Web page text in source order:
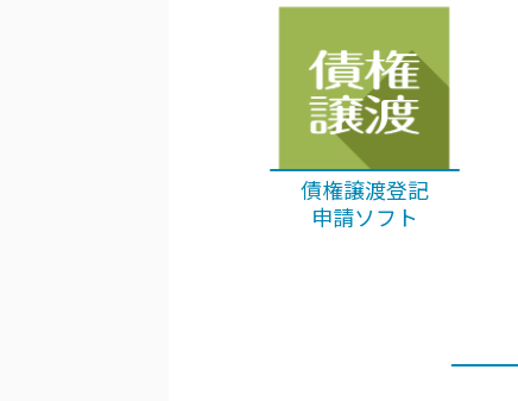
債権譲渡登記
申請ソフト